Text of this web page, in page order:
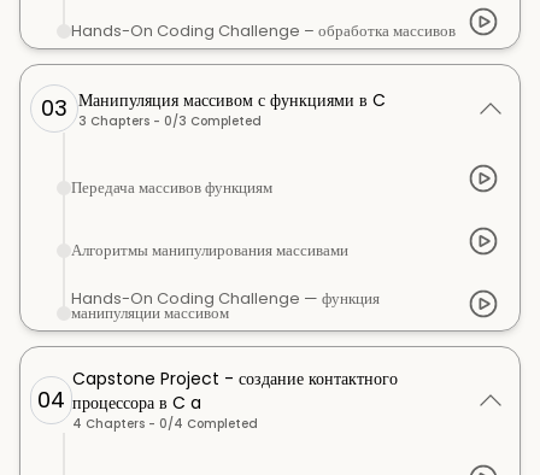
Hands-On Coding Challenge – обработка массивов
03 Манипуляция массивом с функциями в C
3 Chapters - 0/3 Completed
Передача массивов функциям
Алгоритмы манипулирования массивами
Hands-On Coding Challenge — функция
манипуляции массивом
04
Capstone Project - создание контактного
процессора в C a
4 Chapters - 0/4 Completed